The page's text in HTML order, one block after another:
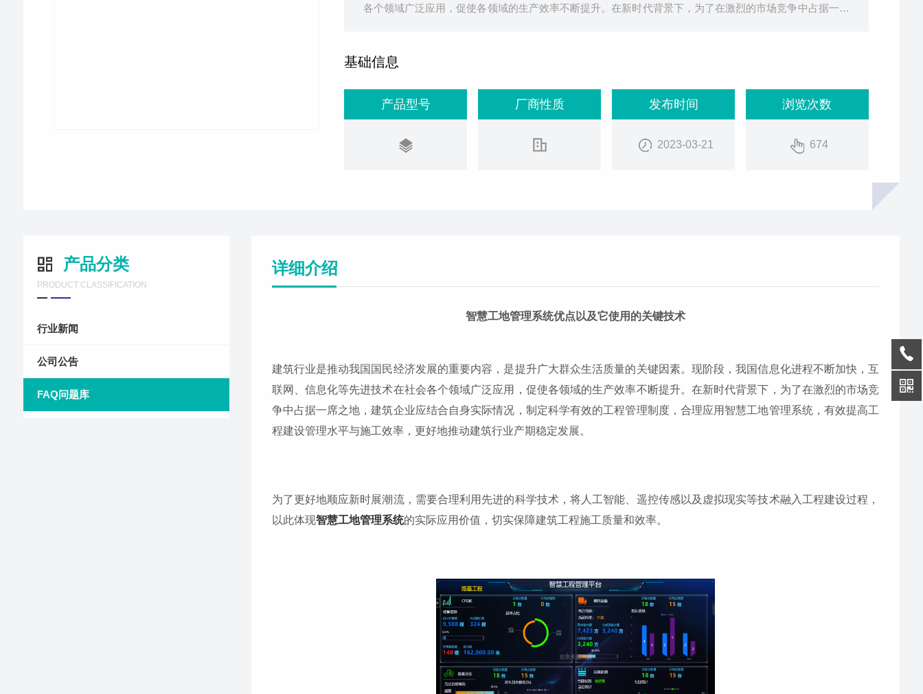
各个领域广泛应用，促使各领域的生产效率不断提升。在新时代背景下，为了在激烈的市场竞争中占据一席
基础信息
产品型号 厂商性质 发布时间
2023-03-21
浏览次数
674
产品分类
PRODUCT CLASSIFICATION
行业新闻
公司公告
FAQ问题库
详细介绍
智慧工地管理系统优点以及它使用的关键技术
建筑行业是推动我国国民经济发展的重要内容，是提升广大群众生活质量的关键因素。现阶段，我国信息化进程不断加快，互
联网、信息化等先进技术在社会各个领域广泛应用，促使各领域的生产效率不断提升。在新时代背景下，为了在激烈的市场竞
争中占据一席之地，建筑企业应结合自身实际情况，制定科学有效的工程管理制度，合理应用智慧工地管理系统，有效提高工
程建设管理水平与施工效率，更好地推动建筑行业产期稳定发展。
为了更好地顺应新时展潮流，需要合理利用先进的科学技术，将人工智能、遥控传感以及虚拟现实等技术融入工程建设过程，
以此体现智慧工地管理系统的实际应用价值，切实保障建筑工程施工质量和效率。